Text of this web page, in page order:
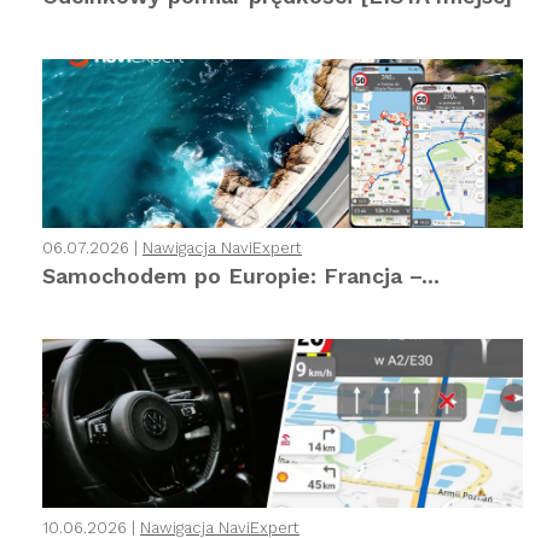
06.07.2026 | Nawigacja NaviExpert
Samochodem po Europie: Francja –...
10.06.2026 | Nawigacja NaviExpert